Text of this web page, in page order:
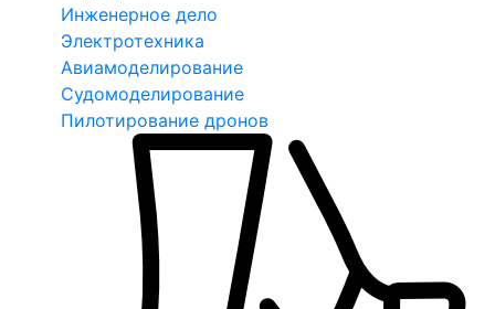
Инженерное дело
Электротехника
Авиамоделирование
Судомоделирование
Пилотирование дронов